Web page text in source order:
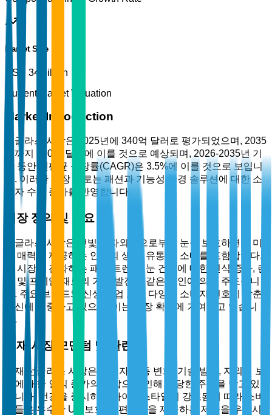
Market Size
USD 34 billion
Current Market Valuation
Market Introduction
선글라스 시장은 2025년에 340억 달러로 평가되었으며, 2035
년까지 480억 달러에 이를 것으로 예상되며, 2026-2035년 기
간 동안 연평균 성장률(CAGR)은 3.5%에 이를 것으로 보입니
다. 이러한 성장 경로는 패션과 기능성 안경 솔루션에 대한 소
비자 수요 증가를 반영합니다.
시장 정의 및 개요
선글라스 시장은 햇빛과 자외선으로부터 눈을 보호하면서 미
적 매력을 제공하는 안경의 생산, 유통 및 소매를 포함합니다.
이 시장은 진화하는 패션 트렌드, 눈 건강에 대한 인식 증가, 렌
즈 및 프레임 재료의 기술 발전과 같은 요인에 의해 주도됩니
다. 주요 브랜드와 신생 기업 모두 다양한 소비자 선호에 맞춘
혁신에 집중하고 있으며, 이는 시장 확장에 기여하고 있습니
다.
현재 시장 모멘텀 및 관련성
현재 선글라스 시장은 소비자 행동 변화, 기술 발전, 자외선 보
호에 대한 인식 증가의 조합으로 인해 상당한 주목을 받고 있
습니다. 건강을 중시하는 라이프스타일이 강조됨에 따라 소비
자들은 우수한 UV 보호 및 편안함을 제공하는 제품을 우선시